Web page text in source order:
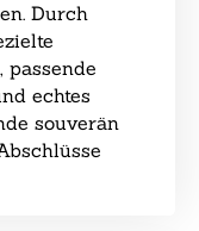
Durch
passende
echtes
souverän